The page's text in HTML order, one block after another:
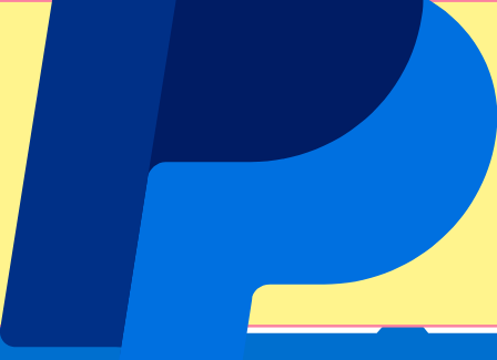
Alle Sportarten
Fußballligen
Champions League
Premier League
Serie A